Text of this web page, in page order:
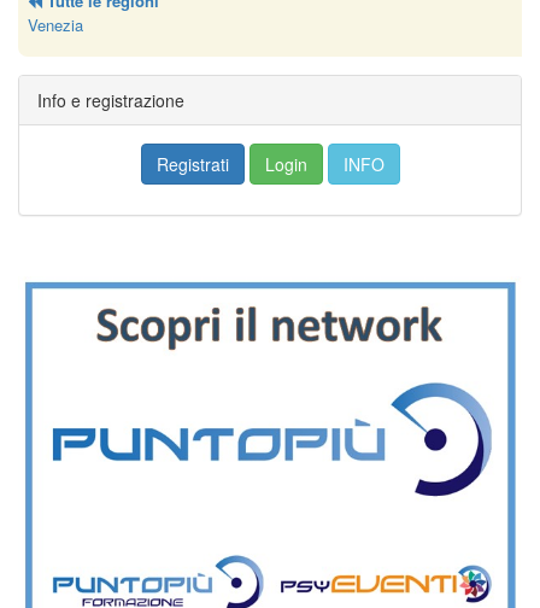
Venezia
Info e registrazione
Registrati Login INFO